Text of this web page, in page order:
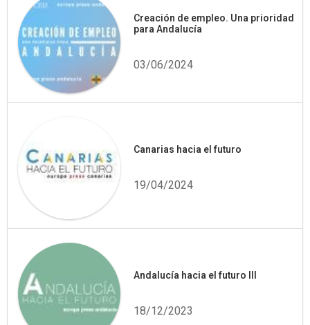
Creación de empleo. Una prioridad
para Andalucía
03/06/2024
Canarias hacia el futuro
19/04/2024
Andalucía hacia el futuro III
18/12/2023